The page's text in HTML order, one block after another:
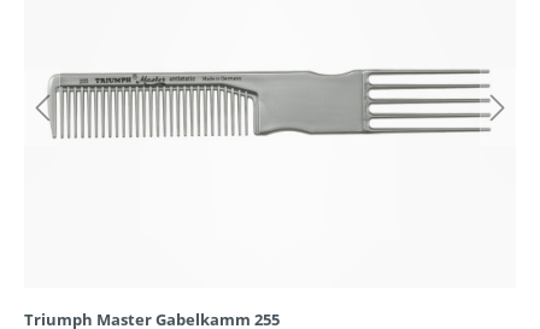
Triumph Master Gabelkamm 255